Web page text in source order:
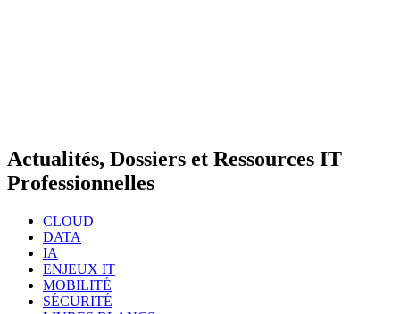
Actualités, Dossiers et Ressources IT
Professionnelles
CLOUD
DATA
IA
ENJEUX IT
MOBILITÉ
SÉCURITÉ